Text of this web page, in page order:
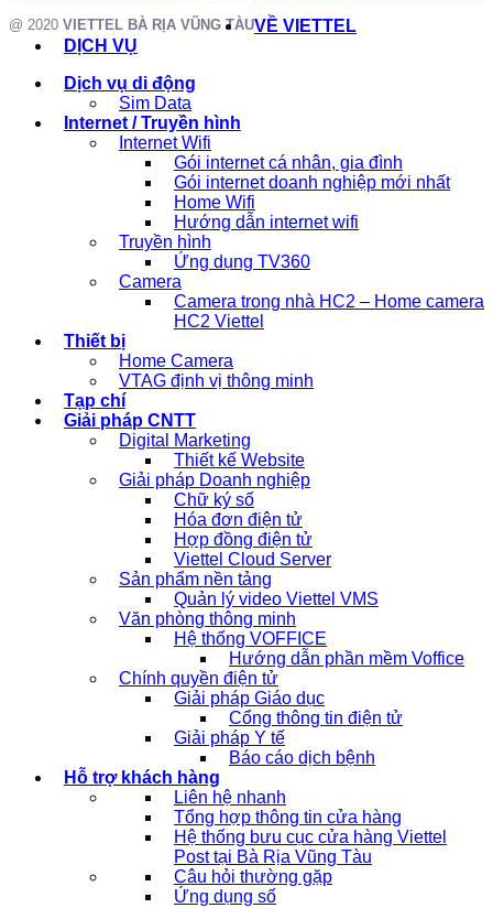
@ 2020 VIETTEL BÀ RỊA VŨNG TÀUVỀ VIETTEL
DỊCH VỤ
Dịch vụ di động
Sim Data
Internet / Truyền hình
Internet Wifi
Gói internet cá nhân, gia đình
Gói internet doanh nghiệp mới nhất
Home Wifi
Hướng dẫn internet wifi
Truyền hình
Ứng dụng TV360
Camera
Camera trong nhà HC2 – Home camera
HC2 Viettel
Thiết bị
Home Camera
VTAG định vị thông minh
Tạp chí
Giải pháp CNTT
Digital Marketing
Thiết kế Website
Giải pháp Doanh nghiệp
Chữ ký số
Hóa đơn điện tử
Hợp đồng điện tử
Viettel Cloud Server
Sản phẩm nền tảng
Quản lý video Viettel VMS
Văn phòng thông minh
Hệ thống VOFFICE
Hướng dẫn phần mềm Voffice
Chính quyền điện tử
Giải pháp Giáo dục
Cổng thông tin điện tử
Giải pháp Y tế
Báo cáo dịch bệnh
Hỗ trợ khách hàng
Liên hệ nhanh
Tổng hợp thông tin cửa hàng
Hệ thống bưu cục cửa hàng Viettel
Post tại Bà Rịa Vũng Tàu
Câu hỏi thường gặp
Ứng dụng số